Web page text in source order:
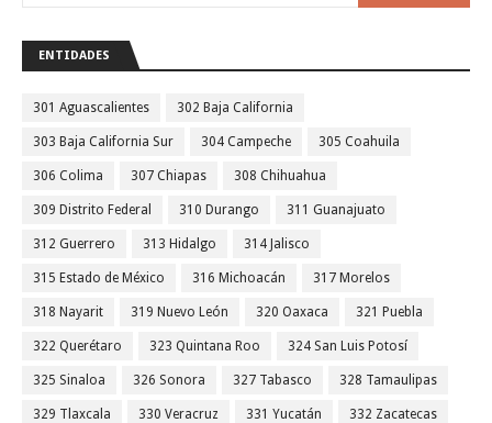
ENTIDADES
301 Aguascalientes 302 Baja California
303 Baja California Sur 304 Campeche 305 Coahuila
306 Colima 307 Chiapas 308 Chihuahua
309 Distrito Federal 310 Durango 311 Guanajuato
312 Guerrero 313 Hidalgo 314 Jalisco
315 Estado de México 316 Michoacán 317 Morelos
318 Nayarit 319 Nuevo León 320 Oaxaca 321 Puebla
322 Querétaro 323 Quintana Roo 324 San Luis Potosí
325 Sinaloa 326 Sonora 327 Tabasco 328 Tamaulipas
329 Tlaxcala 330 Veracruz 331 Yucatán 332 Zacatecas